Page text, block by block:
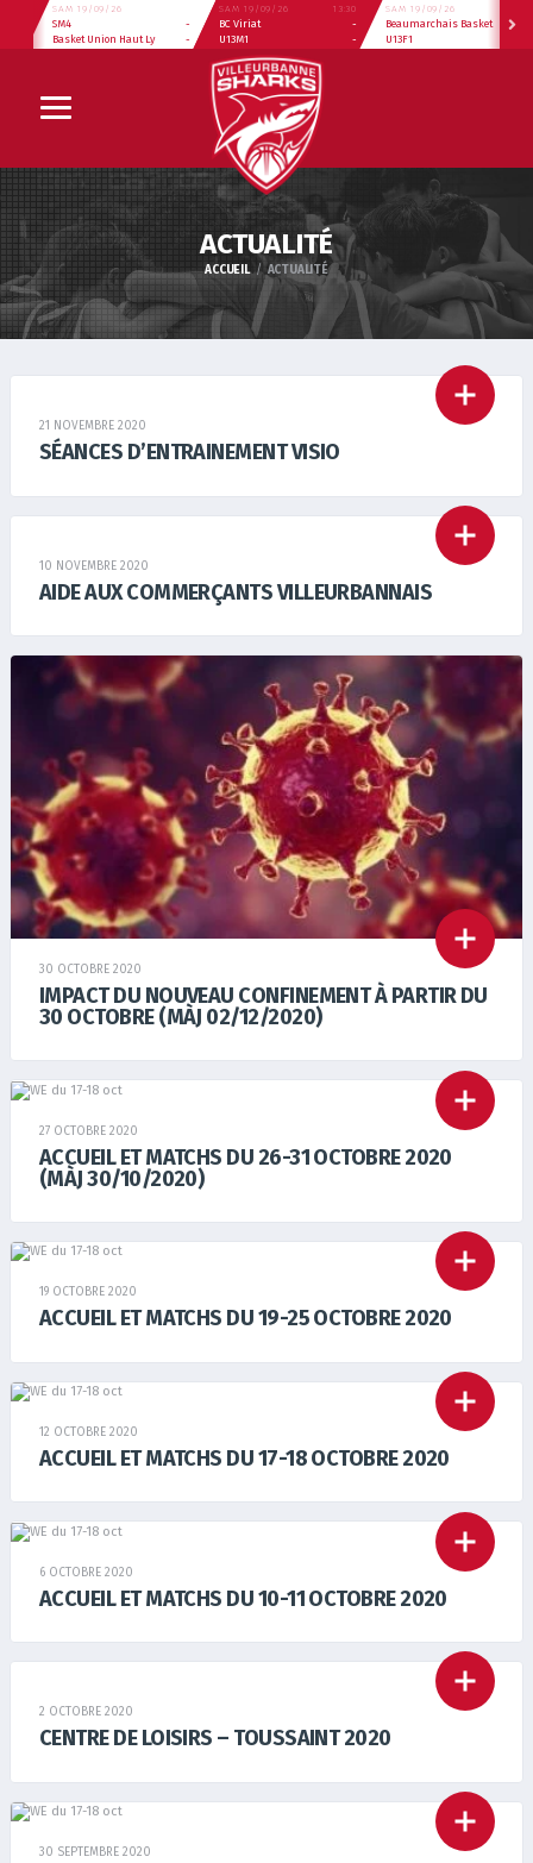
SAM 19/09/26
-
-
SM4
Basket Union Haut Ly
SAM 19/09/26
13:30
-
-
BC Viriat
U13M1
SAM 19/09/26
Beaumarchais Basket
U13F1
ACTUALITÉ
ACCUEIL ACTUALITÉ
21 NOVEMBRE 2020
SÉANCES D’ENTRAINEMENT VISIO
10 NOVEMBRE 2020
AIDE AUX COMMERÇANTS VILLEURBANNAIS
30 OCTOBRE 2020
IMPACT DU NOUVEAU CONFINEMENT À PARTIR DU
30 OCTOBRE (MÀJ 02/12/2020)
27 OCTOBRE 2020
ACCUEIL ET MATCHS DU 26-31 OCTOBRE 2020
(MÀJ 30/10/2020)
19 OCTOBRE 2020
ACCUEIL ET MATCHS DU 19-25 OCTOBRE 2020
12 OCTOBRE 2020
ACCUEIL ET MATCHS DU 17-18 OCTOBRE 2020
6 OCTOBRE 2020
ACCUEIL ET MATCHS DU 10-11 OCTOBRE 2020
2 OCTOBRE 2020
CENTRE DE LOISIRS – TOUSSAINT 2020
30 SEPTEMBRE 2020